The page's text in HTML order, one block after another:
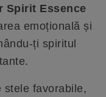
Spirit Essence
emoțională și
ți spiritul
stele favorabile,